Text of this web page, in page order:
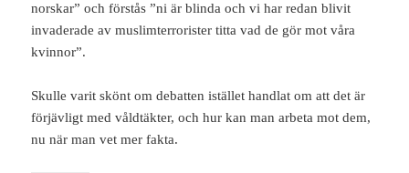
norskar” och förstås ”ni är blinda och vi har redan blivit
invaderade av muslimterrorister titta vad de gör mot våra
kvinnor”.
Skulle varit skönt om debatten istället handlat om att det är
förjävligt med våldtäkter, och hur kan man arbeta mot dem,
nu när man vet mer fakta.